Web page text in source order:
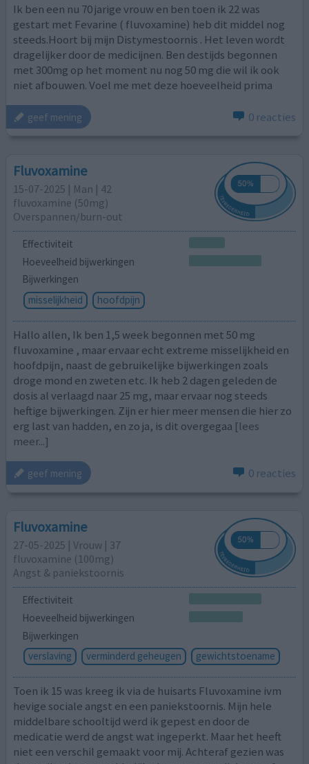
Ik ben een nu 70 jarige vrouw en ben toen ik 22 was
gestart met Fevarine ( fluvoxamine) heb dit middel nog
steeds.Hoort bij mijn Distymestoornis . Het leven wordt
dragelijker door de medicijnen. Ben destijds begonnen
met 300mg op het moment nu nog 50 mg die wil ik ook
niet afbouwen. Voel me met deze hoeveelheid prima
geef mening 0 reacties
Fluvoxamine
15-07-2025 | Man | 42
fluvoxamine (50mg)
Overspannen/burn-out
Effectiviteit
Hoeveelheid bijwerkingen
Bijwerkingen
misselijkheid
hoofdpijn
Hallo allen, Ik ben 1,5 week begonnen met 50 mg
fluvoxamine , maar ervaar echt extreme misselijkheid en
hoofdpijn, naast de gebruikelijke bijwerkingen zoals
droge mond en zweten etc. Ik heb 2 dagen geleden de
dosis al verlaagd naar 25 mg, maar ervaar nog steeds
heftige bijwerkingen. Zijn er hier meer mensen die hier zo
erg last van hadden, en zo ja, is dit overgegaa [lees
meer...]
geef mening 0 reacties
Fluvoxamine
27-05-2025 | Vrouw | 37
fluvoxamine (100mg)
Angst & paniekstoornis
Effectiviteit
Hoeveelheid bijwerkingen
Bijwerkingen
verslaving
verminderd geheugen gewichtstoename
Toen ik 15 was kreeg ik via de huisarts Fluvoxamine ivm
hevige sociale angst en een paniekstoornis. Mijn hele
middelbare schooltijd werd ik gepest en door de
medicatie werd de angst wat ingeperkt. Maar het heeft
niet een verschil gemaakt voor mij. Achteraf gezien was